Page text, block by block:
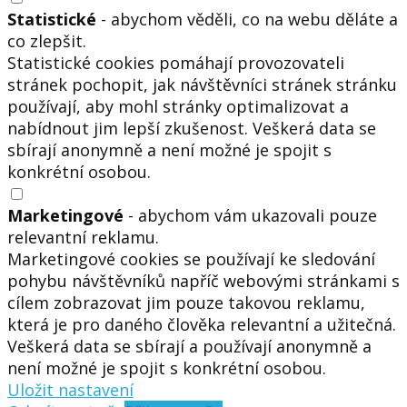
Statistické - abychom věděli, co na webu děláte a
co zlepšit.
Statistické cookies pomáhají provozovateli
stránek pochopit, jak návštěvníci stránek stránku
používají, aby mohl stránky optimalizovat a
nabídnout jim lepší zkušenost. Veškerá data se
sbírají anonymně a není možné je spojit s
konkrétní osobou.
Marketingové - abychom vám ukazovali pouze
relevantní reklamu.
Marketingové cookies se používají ke sledování
pohybu návštěvníků napříč webovými stránkami s
cílem zobrazovat jim pouze takovou reklamu,
která je pro daného člověka relevantní a užitečná.
Veškerá data se sbírají a používají anonymně a
není možné je spojit s konkrétní osobou.
Uložit nastavení